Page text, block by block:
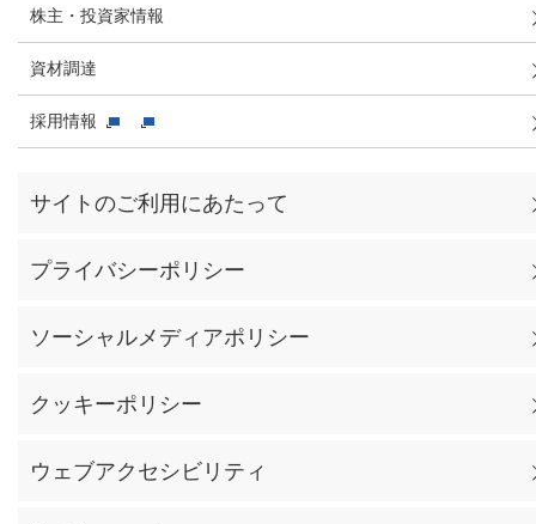
株主・投資家情報
資材調達
採用情報
サイトのご利用にあたって
プライバシーポリシー
ソーシャルメディアポリシー
クッキーポリシー
ウェブアクセシビリティ